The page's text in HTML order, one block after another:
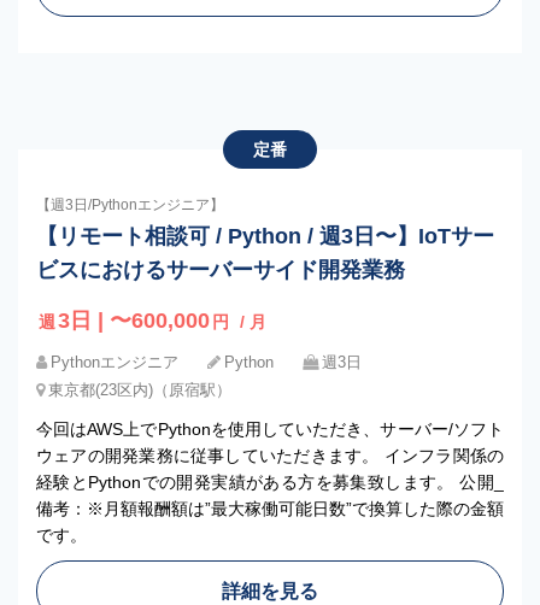
定番
【週3日/Pythonエンジニア】
【リモート相談可 / Python / 週3日〜】IoTサー
ビスにおけるサーバーサイド開発業務
週 3日 | 〜600,000 円 / 月
Pythonエンジニア Python
週3日
東京都(23区内)（原宿駅）
今回はAWS上でPythonを使用していただき、サーバー/ソフト
ウェアの開発業務に従事していただきます。 インフラ関係の
経験とPythonでの開発実績がある方を募集致します。 公開_
備考：※月額報酬額は”最大稼働可能日数”で換算した際の金額
です。
詳細を見る